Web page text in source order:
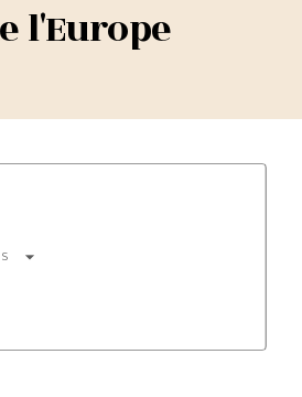
l'Europe
arrow_drop_down